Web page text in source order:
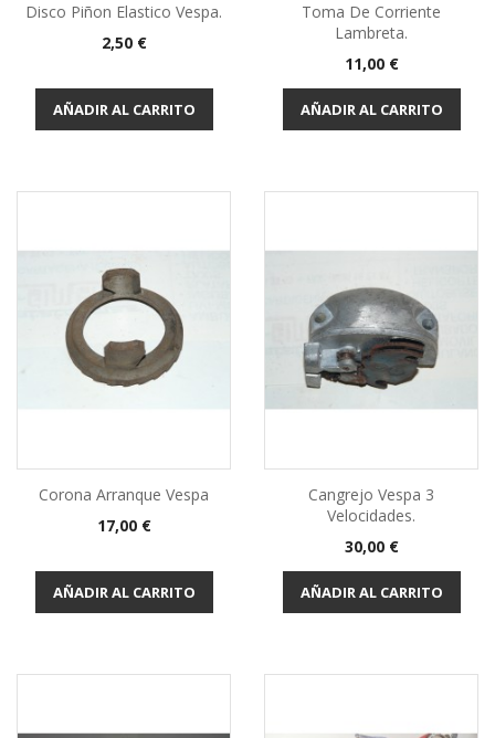
Disco Piñon Elastico Vespa.
Precio
2,50 €
AÑADIR AL CARRITO
Toma De Corriente
Lambreta.
Precio
11,00 €
AÑADIR AL CARRITO
Corona Arranque Vespa
Precio
17,00 €
AÑADIR AL CARRITO
Cangrejo Vespa 3
Velocidades.
Precio
30,00 €
AÑADIR AL CARRITO